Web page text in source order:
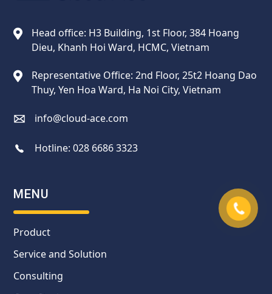
Head office: H3 Building, 1st Floor, 384 Hoang
Dieu, Khanh Hoi Ward, HCMC, Vietnam
Representative Office: 2nd Floor, 25t2 Hoang Dao
Thuy, Yen Hoa Ward, Ha Noi City, Vietnam
info@cloud-ace.com
Hotline:028 6686 3323
MENU
Product
Service and Solution
Consulting